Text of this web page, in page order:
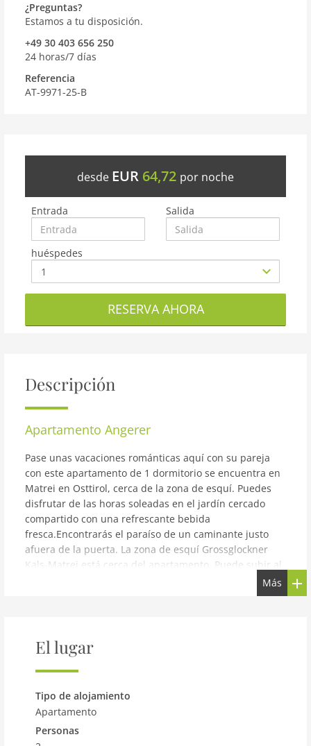
¿Preguntas?
Estamos a tu disposición.
+49 30 403 656 250
24 horas/7 días
Referencia
AT-9971-25-B
desde EUR 64,72 por noche
Entrada Salida
huéspedes
RESERVA AHORA
Descripción
Apartamento Angerer
Pase unas vacaciones románticas aquí con su pareja
con este apartamento de 1 dormitorio se encuentra en
Matrei en Osttirol, cerca de la zona de esquí. Puedes
disfrutar de las horas soleadas en el jardín cercado
compartido con una refrescante bebida
fresca.Encontrarás el paraíso de un caminante justo
afuera de la puerta. La zona de esquí Grossglockner
Kals-Matrei está cerca del apartamento. Puede subir al
permanecer en € 4 / PET / noche.La gran cocina con
horno es perfecta para preparar un desayuno
saludable y saborearlos juntos. En horario de ocio,
cama, puede descansar en el sofá cama y ver películas
favoritas en la televisión. El aparcamiento está
disponible.Los propietarios viven en la misma
Más
El lugar
Tipo de alojamiento
Apartamento
Personas